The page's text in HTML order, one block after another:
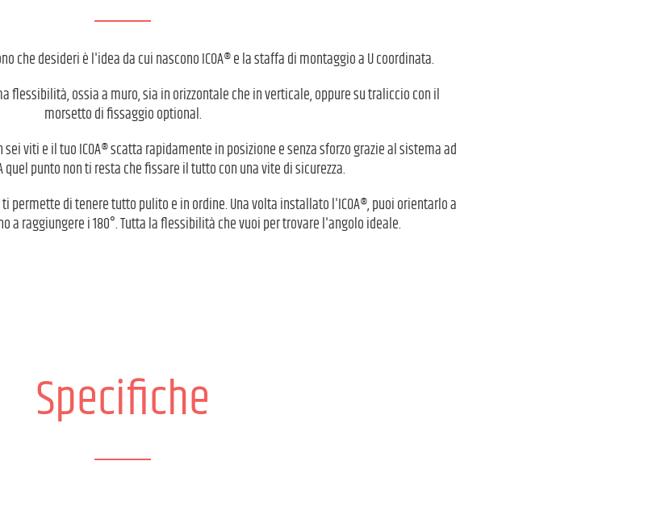
che desideri è l'idea da cui nascono ICOA® e la staffa di montaggio a U coordinata.
flessibilità, ossia a muro, sia in orizzontale che in verticale, oppure su traliccio con il
morsetto di fissaggio optional.
viti e il tuo ICOA® scatta rapidamente in posizione e senza sforzo grazie al sistema ad
quel punto non ti resta che fissare il tutto con una vite di sicurezza.
permette di tenere tutto pulito e in ordine. Una volta installato l'ICOA®, puoi orientarlo a
a raggiungere i 180°. Tutta la flessibilità che vuoi per trovare l'angolo ideale.
Specifiche